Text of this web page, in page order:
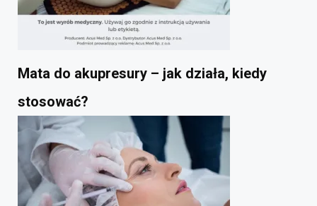
Mata do akupresury – jak działa, kiedy
stosować?